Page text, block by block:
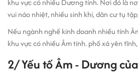
khu vực có nhiều Dương tính. Nơi đó là
vui náo nhiệt, nhiều sinh khí, dân cư tụ
Nếu ngành nghề kinh doanh nhiều tính
khu vực có nhiều Âm tính. phố xá yên
2/ Yếu tố Âm - Dương